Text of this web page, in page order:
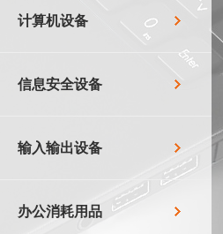
计算机设备
信息安全设备
输入输出设备
办公消耗用品